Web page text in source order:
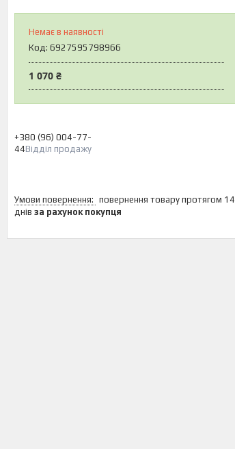
Немає в наявності
Код: 6927595798966
1 070 ₴
+380 (96) 004-77-
44Відділ продажу
повернення товару протягом 14
днів за рахунок покупця